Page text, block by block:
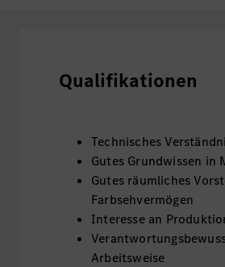
Qualifikationen
Technisches
Gutes Grundwissen in
Gutes räumliches
Farbsehvermögen
Interesse an
Arbeitsweise